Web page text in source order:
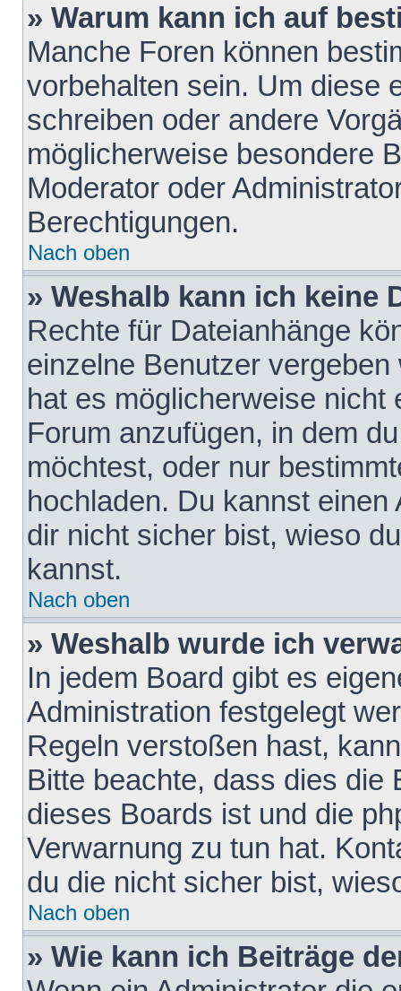
» Warum kann ich auf
Manche Foren können
vorbehalten sein. Um diese
schreiben oder andere
möglicherweise besondere
Moderator oder
Berechtigungen.
Nach oben
» Weshalb kann ich keine
Rechte für Dateianhänge
einzelne Benutzer
hat es möglicherweise nicht
Forum anzufügen, in dem
möchtest, oder nur
hochladen. Du kannst
dir nicht sicher bist, wieso
kannst.
Nach oben
» Weshalb wurde ich
In jedem Board gibt es
Administration festgelegt
Regeln verstoßen hast,
Bitte beachte, dass dies die
dieses Boards ist und die
Verwarnung zu tun hat.
du die nicht sicher bist,
Nach oben
» Wie kann ich Beiträge